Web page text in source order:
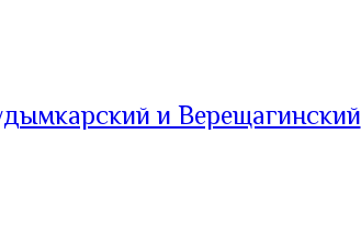
и Верещагинский